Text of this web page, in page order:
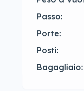
Passo:
Porte:
Posti:
Bagagliaio: